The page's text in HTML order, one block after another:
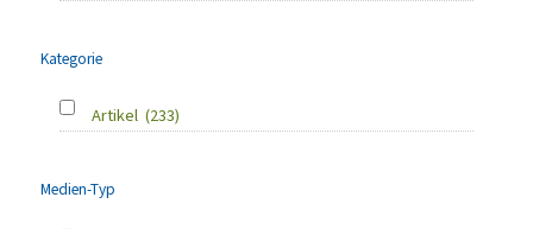
Kategorie
Artikel (233)
Medien-Typ